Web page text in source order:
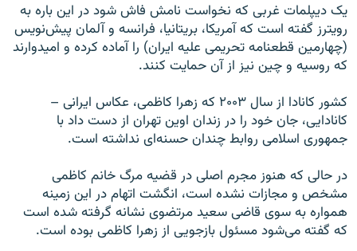
يک ديپلمات غربی که نخواست نامش فاش شود در این باره به
رويترز گفته است که آمريکا، بريتانيا، فرانسه و آلمان پيش‌نويس
(چهارمين قطعنامه تحریمی علیه ايران) را آماده کرده و اميدوارند
که روسيه و چين نیز از آن حمايت کنند.
کشور کانادا از سال ۲۰۰۳ که زهرا کاظمی، عکاس ایرانی –
کانادایی، جان خود را در زندان اوین تهران از دست داد با
جمهوری اسلامی روابط چندان حسنه‌ای نداشته است.
در حالی که هنوز مجرم اصلی در قضیه مرگ خانم کاظمی
مشخص و مجازات نشده است، انگشت اتهام در این زمینه
همواره به سوی قاضی سعید مرتضوی نشانه گرفته شده است
که گفته می‌شود مسئول بازجویی از زهرا کاظمی بوده است.